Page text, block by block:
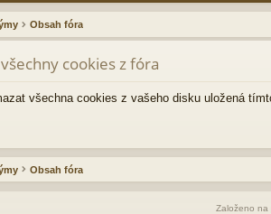
Obsah fóra
cookies z fóra
všechna cookies z vašeho disku uložená
Obsah fóra
Založeno na